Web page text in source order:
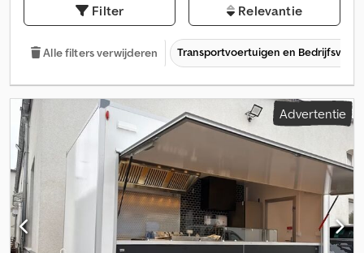
Filter Relevantie
Alle filters verwijderen Transportvoertuigen en
Advertentie